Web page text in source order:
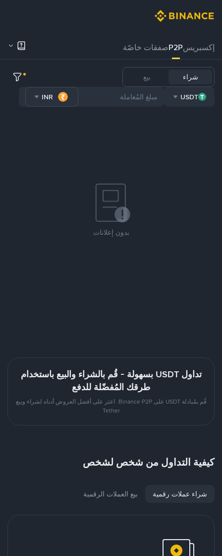
إكسبريسP2Pصفقات خاصّة
شراء بيع
USDT
INR
بدون إعلانات
تداول USDT بسهولة - قُم بالشراء والبيع باستخدام
طرقك المُفضّلة للدفع
قُم بمُبادلة USDT على Binance P2P. اعثر على أفضل العروض أدناه لشراء وبيع
Tether
كيفية التداول من شخص لشخص
شراء عملات رقمية بيع العملات الرقمية